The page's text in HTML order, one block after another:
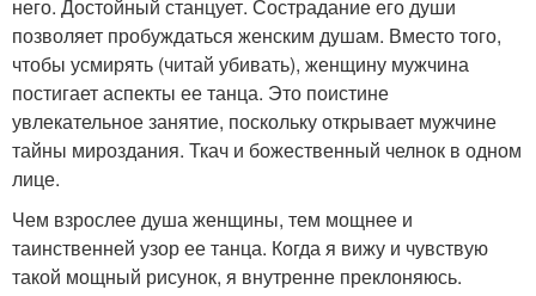
него. Достойный станцует. Сострадание его души
позволяет пробуждаться женским душам. Вместо того,
чтобы усмирять (читай убивать), женщину мужчина
постигает аспекты ее танца. Это поистине
увлекательное занятие, поскольку открывает мужчине
тайны мироздания. Ткач и божественный челнок в одном
лице.
Чем взрослее душа женщины, тем мощнее и
таинственней узор ее танца. Когда я вижу и чувствую
такой мощный рисунок, я внутренне преклоняюсь.